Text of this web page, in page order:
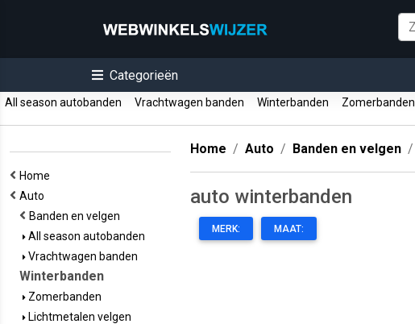
Categorieën
All season autobanden Vrachtwagen banden Winterbanden Zomerbanden
Home
Auto
Banden en velgen
All season autobanden
Vrachtwagen banden
Winterbanden
Zomerbanden
Lichtmetalen velgen
Home Auto Banden en velgen
auto winterbanden
MERK: MAAT: